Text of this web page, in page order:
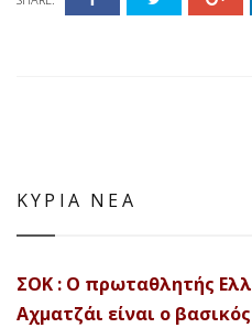
ΚΥΡΙΑ ΝΕΑ
ΣΟΚ : Ο πρωταθλητής
Αχματζάι είναι ο